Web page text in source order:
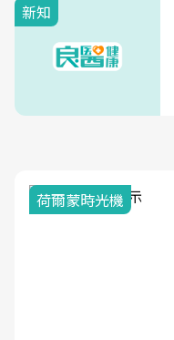
新知
荷爾蒙時光機